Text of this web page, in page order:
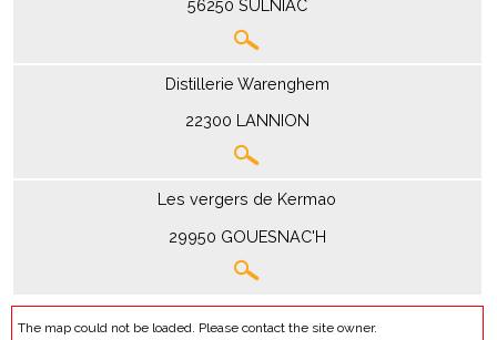
56250 SULNIAC
Distillerie Warenghem
22300 LANNION
Les vergers de Kermao
29950 GOUESNAC'H
The map could not be loaded. Please contact the site owner.